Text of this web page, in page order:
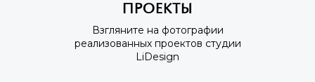
ПРОЕКТЫ
Взгляните на фотографии
реализованных проектов студии
LiDesign